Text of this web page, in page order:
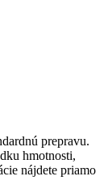
prepravu.
hmotnosti,
nájdete priamo